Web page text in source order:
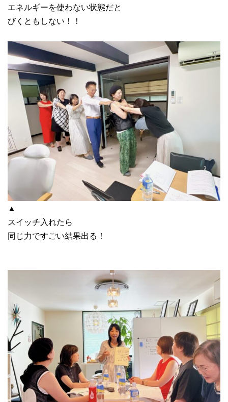
エネルギーを使わない状態だと
びくともしない！！
▲
スイッチ入れたら
同じ力ですごい結果出る！